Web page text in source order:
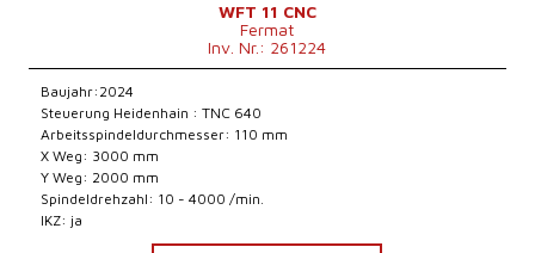
WFT 11 CNC
Fermat
Inv. Nr.: 261224
Baujahr:2024
Steuerung Heidenhain : TNC 640
Arbeitsspindeldurchmesser: 110 mm
X Weg: 3000 mm
Y Weg: 2000 mm
Spindeldrehzahl: 10 - 4000 /min.
IKZ: ja